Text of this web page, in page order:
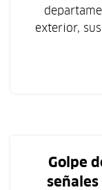
exterior,
Golpe